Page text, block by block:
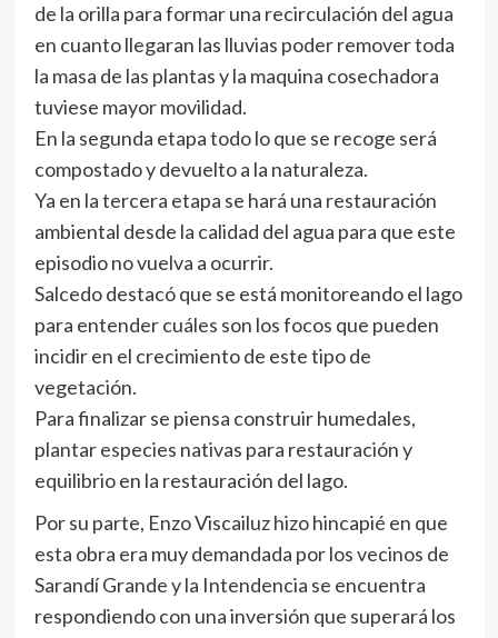
de la orilla para formar una recirculación del agua
en cuanto llegaran las lluvias poder remover toda
la masa de las plantas y la maquina cosechadora
tuviese mayor movilidad.
En la segunda etapa todo lo que se recoge será
compostado y devuelto a la naturaleza.
Ya en la tercera etapa se hará una restauración
ambiental desde la calidad del agua para que este
episodio no vuelva a ocurrir.
Salcedo destacó que se está monitoreando el lago
para entender cuáles son los focos que pueden
incidir en el crecimiento de este tipo de
vegetación.
Para finalizar se piensa construir humedales,
plantar especies nativas para restauración y
equilibrio en la restauración del lago.
Por su parte, Enzo Viscailuz hizo hincapié en que
esta obra era muy demandada por los vecinos de
Sarandí Grande y la Intendencia se encuentra
respondiendo con una inversión que superará los